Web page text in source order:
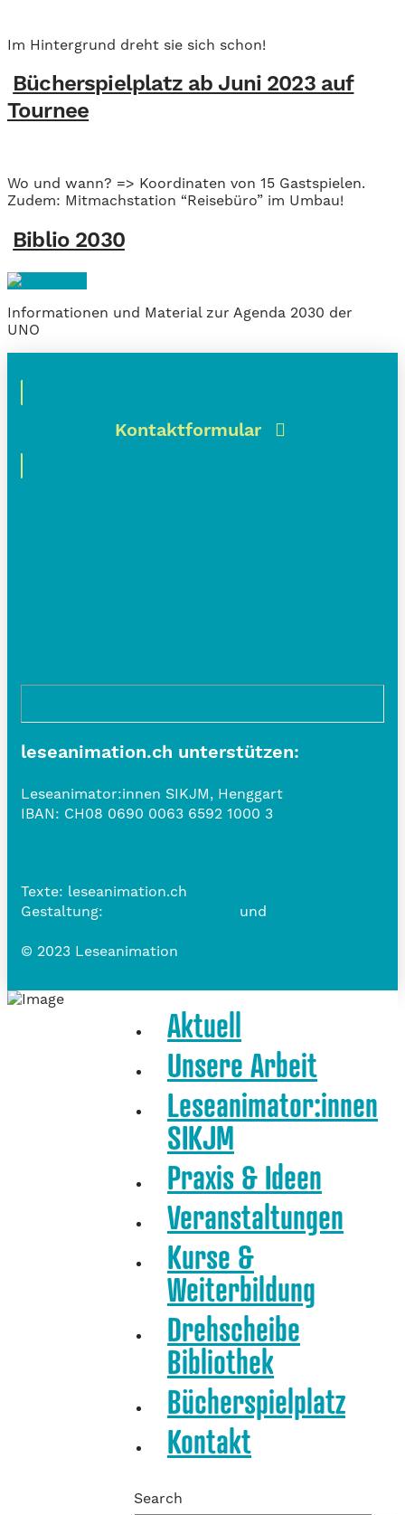
Im Hintergrund dreht sie sich schon!
Bücherspielplatz ab Juni 2023 auf
Tournee
Wo und wann? => Koordinaten von 15 Gastspielen.
Zudem: Mitmachstation “Reisebüro” im Umbau!
Biblio 2030
Informationen und Material zur Agenda 2030 der
UNO
Kontaktformular
leseanimation.ch unterstützen:
Leseanimator:innen SIKJM, Henggart
IBAN: CH08 0690 0063 6592 1000 3
Texte: leseanimation.ch
Gestaltung:
und
© 2023 Leseanimation
Aktuell
Unsere Arbeit
Leseanimator:innen
SIKJM
Praxis & Ideen
Veranstaltungen
Kurse &
Weiterbildung
Drehscheibe
Bibliothek
Bücherspielplatz
Kontakt
Search